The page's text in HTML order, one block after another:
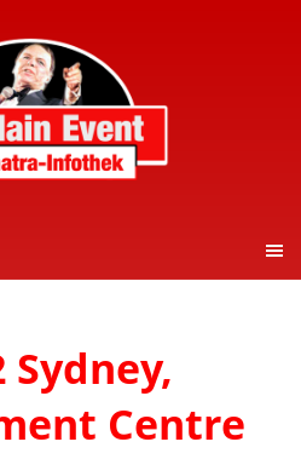
Sydney,
Centre